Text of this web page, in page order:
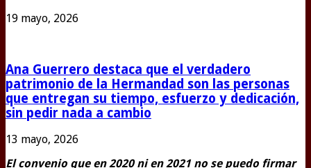
19 mayo, 2026
Ana Guerrero destaca que el verdadero
patrimonio de la Hermandad son las personas
que entregan su tiempo, esfuerzo y dedicación,
sin pedir nada a cambio
13 mayo, 2026
El convenio que en 2020 ni en 2021 no se puedo firmar